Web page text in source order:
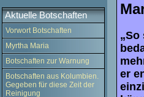
Aktuelle Botschaften
Vorwort Botschaften
Myrtha Maria
Botschaften zur Warnung
Botschaften aus Kolumbien.
Gegeben für diese Zeit der
Reinigung
„So
er